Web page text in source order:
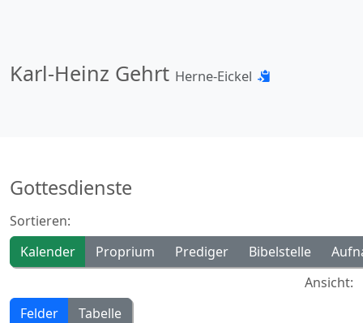
Karl-Heinz Gehrt Herne-Eickel
Gottesdienste
Sortieren:
Kalender
Proprium Prediger Bibelstelle
Ansicht:
Felder
Tabelle